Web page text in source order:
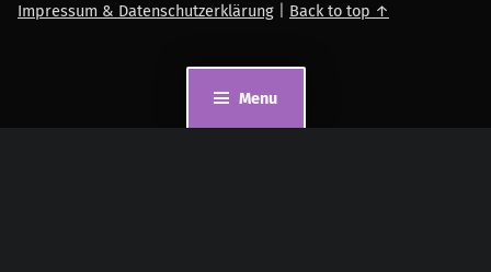
Menu
Impressum & Datenschutzerklärung
Back to top ↑